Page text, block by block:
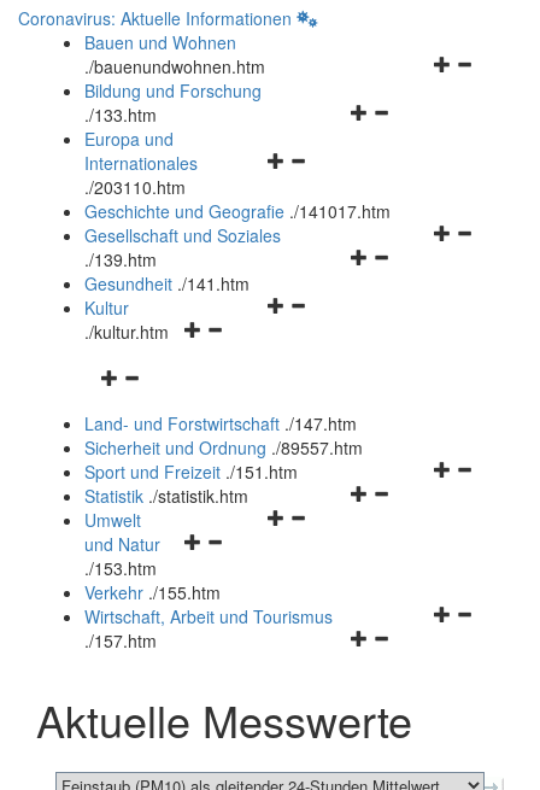
Coronavirus: Aktuelle Informationen
Bauen und Wohnen
./bauenundwohnen.htm
Navigationsmenü
Bildung und Forschung
./133.htm
Navigationsmenü
und
schließen
Europa und
Internationales
./203110.htm
Geschichte und Geografie ./141017.htm
Navigationsmenü
Gesellschaft und Soziales
./139.htm
Navigationsmenü
Gesundheit ./141.htm
Navigationsmenü
Kultur
./kultur.htm
Navigationsmenü
und
schließen
Land- und Forstwirtschaft ./147.htm
Sicherheit und Ordnung ./89557.htm
Navigationsmenü
Sport und Freizeit ./151.htm
Navigationsmenü
Statistik ./statistik.htm
Navigationsmenü
und
schließen
Umwelt
und Natur
./153.htm
Verkehr ./155.htm
Navigationsmenü
schließen
Wirtschaft, Arbeit und Tourismus
./157.htm
Aktuelle Messwerte